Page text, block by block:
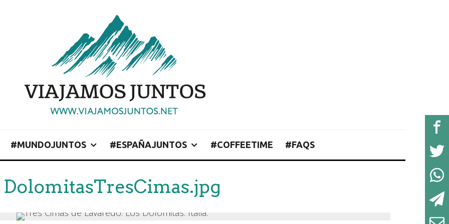
#MUNDOJUNTOS #ESPAÑAJUNTOS #COFFEETIME #FAQS
DolomitasTresCimas.jpg